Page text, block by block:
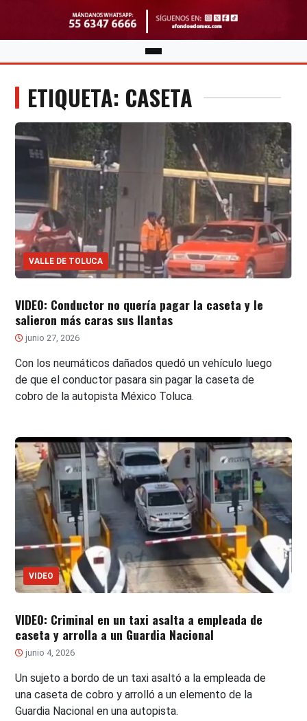
ETIQUETA: CASETA
VALLE DE TOLUCA
VIDEO: Conductor no quería pagar la caseta y le
salieron más caras sus llantas
junio 27, 2026
Con los neumáticos dañados quedó un vehículo luego
de que el conductor pasara sin pagar la caseta de
cobro de la autopista México Toluca.
VIDEO
VIDEO: Criminal en un taxi asalta a empleada de
caseta y arrolla a un Guardia Nacional
junio 4, 2026
Un sujeto a bordo de un taxi asaltó a la empleada de
una caseta de cobro y arrolló a un elemento de la
Guardia Nacional en una autopista.